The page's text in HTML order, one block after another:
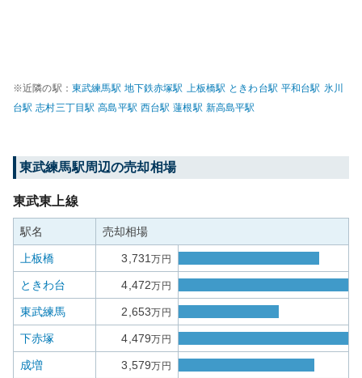
※近隣の駅： 東武練馬駅 地下鉄赤塚駅 上板橋駅 ときわ台駅 平和台駅 氷川
台駅 志村三丁目駅 高島平駅 西台駅 蓮根駅 新高島平駅
東武練馬駅周辺の売却相場
東武東上線
駅名 売却相場
上板橋 3,731万円
ときわ台 4,472万円
東武練馬 2,653万円
下赤塚 4,479万円
成増 3,579万円